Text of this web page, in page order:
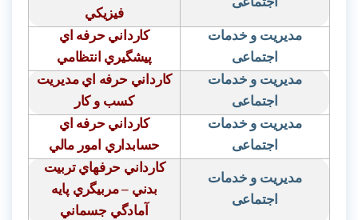
فيزيكي
مدیریت و خدمات
اجتماعی
كارداني حرفه اي
پيشگيري انتظامي
مدیریت و خدمات
اجتماعی
كارداني حرفه اي مديريت
كسب و كار
مدیریت و خدمات
اجتماعی
كارداني حرفه اي
حسابداري امور مالي
مدیریت و خدمات
اجتماعی
كارداني حرفهاي تربيت
بدني – مربيگري پايه
آمادگي جسماني